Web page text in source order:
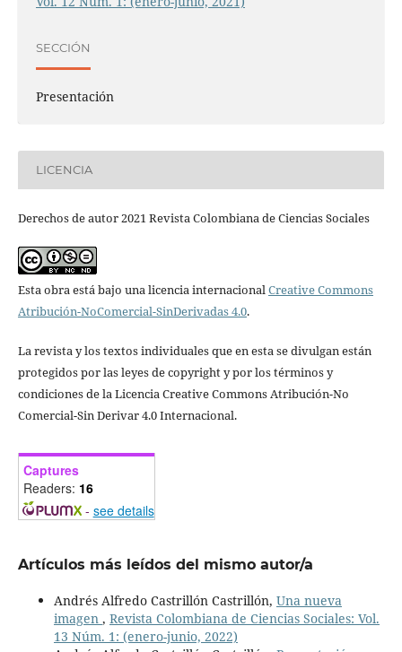
SECCIÓN
Presentación
LICENCIA
Derechos de autor 2021 Revista Colombiana de Ciencias Sociales
Esta obra está bajo una licencia internacionalCreative Commons
Atribución-NoComercial-SinDerivadas 4.0.
La revista y los textos individuales que en esta se divulgan están
protegidos por las leyes de copyright y por los términos y
condiciones de la Licencia Creative Commons Atribución-No
Comercial-Sin Derivar 4.0 Internacional.
Captures
Readers: 16
- see details
Artículos más leídos del mismo autor/a
Andrés Alfredo Castrillón Castrillón, Una nueva
imagen , Revista Colombiana de Ciencias Sociales: Vol.
13 Núm. 1: (enero-junio, 2022)